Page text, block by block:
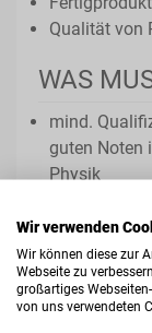
Qualität von
WAS
mind.
guten Noten
Physik
Spaß am
Wir verwenden
Wir können diese zur
Webseite zu
großartiges
von uns verwendeten